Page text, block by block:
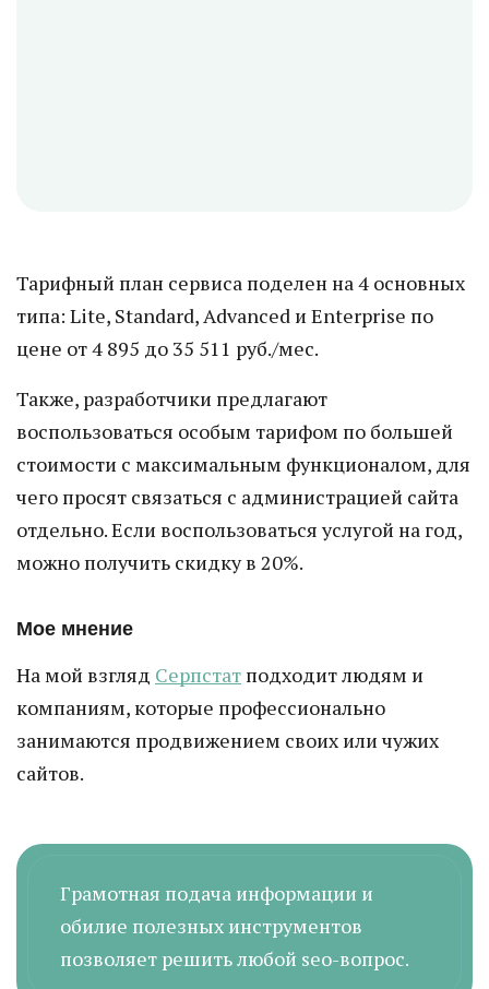
Тарифный план сервиса поделен на 4 основных
типа: Lite, Standard, Advanced и Enterprise по
цене от 4 895 до 35 511 руб./мес.
Также, разработчики предлагают
воспользоваться особым тарифом по большей
стоимости с максимальным функционалом, для
чего просят связаться с администрацией сайта
отдельно. Если воспользоваться услугой на год,
можно получить скидку в 20%.
Мое мнение
На мой взгляд Серпстат подходит людям и
компаниям, которые профессионально
занимаются продвижением своих или чужих
сайтов.
Грамотная подача информации и
обилие полезных инструментов
позволяет решить любой seo-вопрос.